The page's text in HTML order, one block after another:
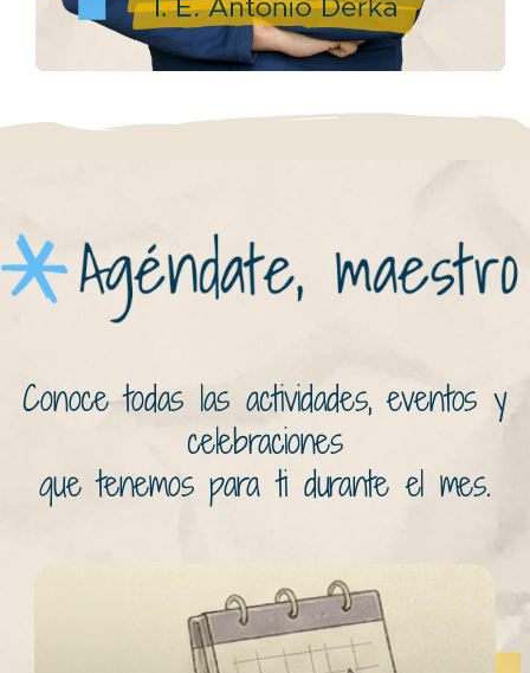
Conoce todas las actividades, eventos y
celebraciones
que tenemos para ti durante el mes.